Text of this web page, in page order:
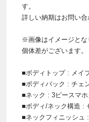
す。
詳しい納期はお問い合
※画像はイメージとな
個体差がございます。
■ボディトップ : メイ
■ボディバック : チェ
■ネック : 3ピースマ
■ボディ/ネック構造 :
■ネックフィニッシュ